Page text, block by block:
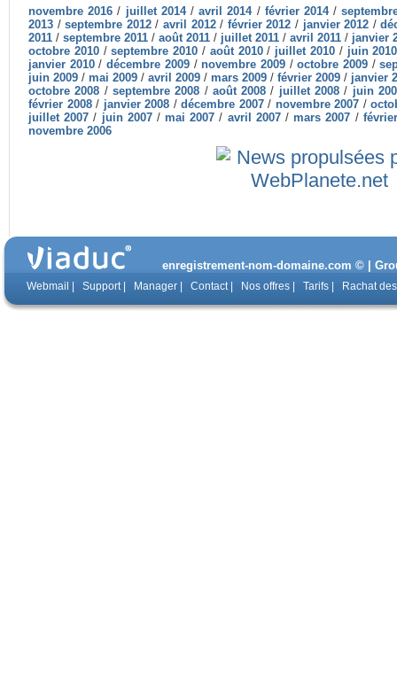
novembre 2016 / juillet 2014/avril 2014/ février 2014/
2013 /septembre 2012/avril 2012/ février 2012 / janvier 2012 /
2011 / septembre 2011 / août 2011 / juillet 2011 / avril 2011 / janvier
octobre 2010/septembre 2010 / août 2010/ juillet 2010/ juin 2010
janvier 2010/décembre 2009/novembre 2009/octobre 2009 /
juin 2009 / mai 2009 / avril 2009 / mars 2009 / février 2009 / janvier
octobre 2008 / septembre 2008 / août 2008 / juillet 2008 / juin
février 2008/ janvier 2008 / décembre 2007/ novembre 2007 /
juillet 2007 / juin 2007/mai 2007 / avril 2007/mars 2007 /
novembre 2006
enregistrement-nom-domaine.com © |
Webmail Support| Manager Contact| Nos offres Tarifs Rachat